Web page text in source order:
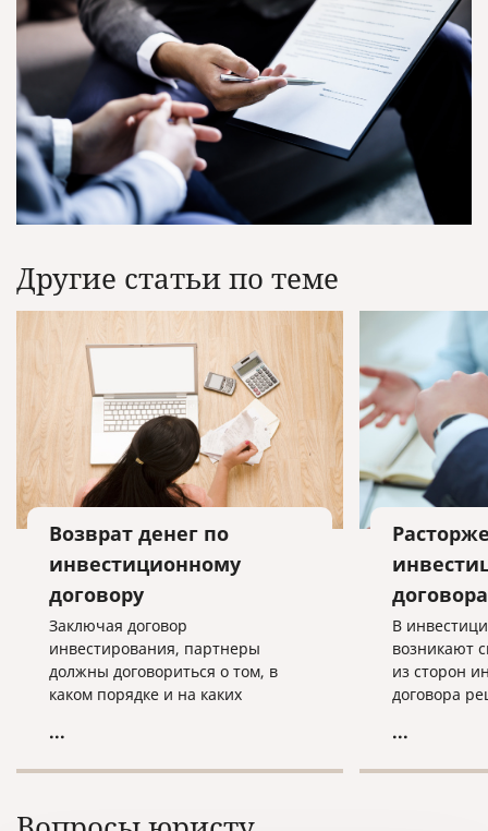
Другие статьи по теме
Возврат денег по
инвестиционному
договору
Заключая договор
инвестирования, партнеры
должны договориться о том, в
каком порядке и на каких
прибыль в случае успеха проекта.
...
договора
В
возникают
из сторон
договора
своем
...